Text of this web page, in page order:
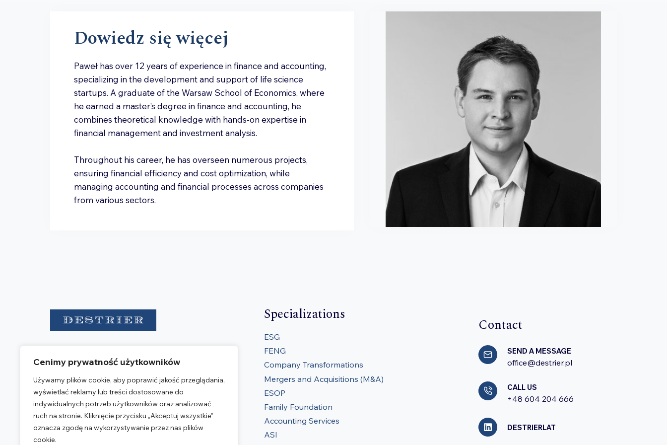
Cenimy prywatność użytkowników
Używamy plików cookie, aby poprawić jakość przeglądania,
wyświetlać reklamy lub treści dostosowane do
indywidualnych potrzeb użytkowników oraz analizować
ruch na stronie. Kliknięcie przycisku „Akceptuj wszystkie”
oznacza zgodę na wykorzystywanie przez nas plików
cookie.
Dowiedz się więcej
Paweł has over 12 years of experience in finance and accounting,
specializing in the development and support of life science
startups. A graduate of the Warsaw School of Economics, where
he earned a master’s degree in finance and accounting, he
combines theoretical knowledge with hands-on expertise in
financial management and investment analysis.
Throughout his career, he has overseen numerous projects,
ensuring financial efficiency and cost optimization, while
managing accounting and financial processes across companies
from various sectors.
entities providing legal, accounting,
OUR OFFICE
Warsaw Corporate Center
ul. Emilii Plater 28
00-688 Warszawa
Specializations
ESG
FENG
Company Transformations
Mergers and Acquisitions (M&A)
ESOP
Family Foundation
Accounting Services
ASI
Contact
SEND A MESSAGE
office@destrier.pl
CALL US
+48 604 204 666
DESTRIERLAT